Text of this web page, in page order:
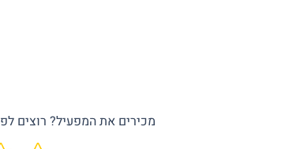
מכירים את המפעיל? רוצים